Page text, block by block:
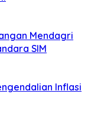
Mendagri
SIM
Inflasi